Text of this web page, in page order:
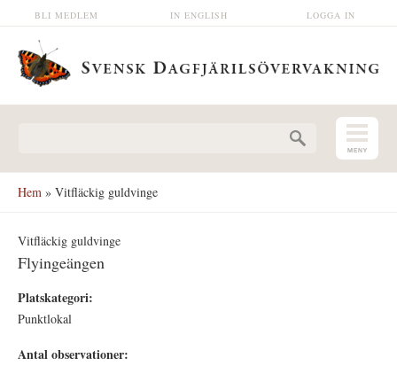
Hoppa till huvudinnehåll LOGGA IN
IN ENGLISH
BLI MEDLEM
Hem » Vitfläckig guldvinge
Vitfläckig guldvinge
Flyingeängen
Platskategori:
Punktlokal
Antal observationer: